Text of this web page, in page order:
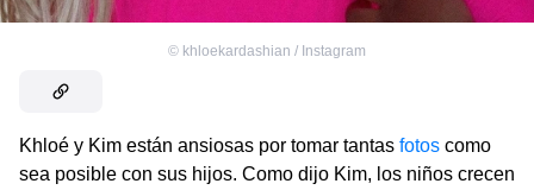
© khloekardashian / Instagram
Khloé y Kim están ansiosas por tomar tantas fotos como
sea posible con sus hijos. Como dijo Kim, los niños crecen